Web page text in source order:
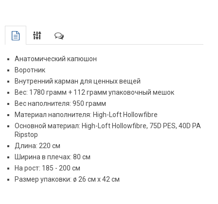
Анатомический капюшон
Воротник
Внутренний карман для ценных вещей
Вес: 1780 грамм + 112 грамм упаковочный мешок
Вес наполнителя: 950 грамм
Материал наполнителя: High-Loft Hollowfibre
Основной материал: High-Loft Hollowfibre, 75D PES, 40D PA
Ripstop
Длина: 220 см
Ширина в плечах: 80 см
На рост: 185 - 200 см
Размер упаковки: ø 26 см x 42 см